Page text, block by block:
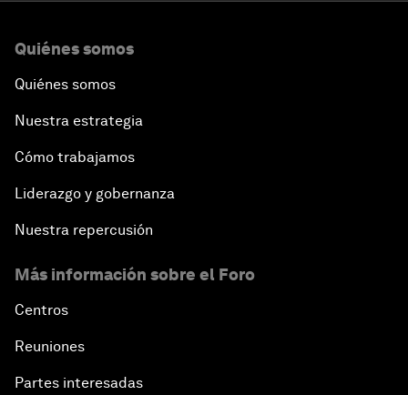
Quiénes somos
Quiénes somos
Nuestra estrategia
Cómo trabajamos
Liderazgo y gobernanza
Nuestra repercusión
Más información sobre el Foro
Centros
Reuniones
Partes interesadas